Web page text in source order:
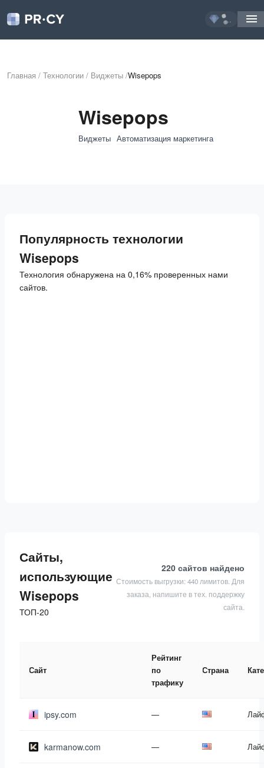
...
Главная / Технологии / Виджеты /Wisepops
Wisepops
Виджеты Автоматизация маркетинга
Популярность технологии
Wisepops
Технология обнаружена на 0,16% проверенных нами
сайтов.
Сайты,
использующие
Wisepops
ТОП-20
220 сайтов найдено
Стоимость выгрузки: 440 лимитов. Для
заказа, напишите в тех. поддержку
сайта.
Сайт
Рейтинг
по
трафику
Страна
ipsy.com —
karmanow.com —